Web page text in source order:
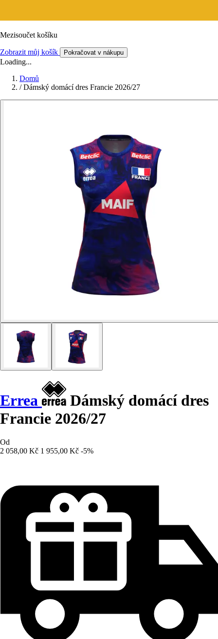
Mezisoučet košíku
Zobrazit můj košík Pokračovat v nákupu
Loading...
Domů
/ Dámský domácí dres Francie 2026/27
Errea
Dámský domácí dres
Francie 2026/27
Od
2 058,00 Kč 1 955,00 Kč -5%